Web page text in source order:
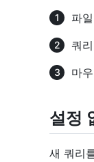
파
쿼
마
설정
새 쿼리